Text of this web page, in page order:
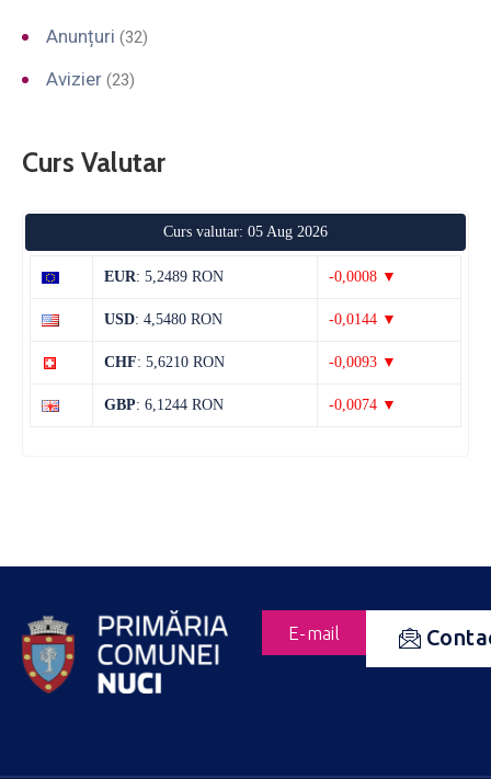
Anunțuri (32)
Avizier (23)
Curs Valutar
Curs valutar: 05 Aug 2026
EUR: 5,2489 RON -0,0008 ▼
USD: 4,5480 RON -0,0144 ▼
CHF: 5,6210 RON -0,0093 ▼
GBP: 6,1244 RON -0,0074 ▼
E-mail